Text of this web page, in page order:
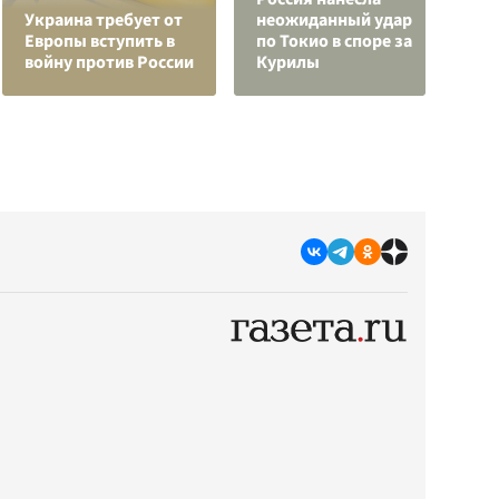
Украина требует от
Европы вступить в
войну против России
неожиданный удар
по Токио в споре за
Курилы